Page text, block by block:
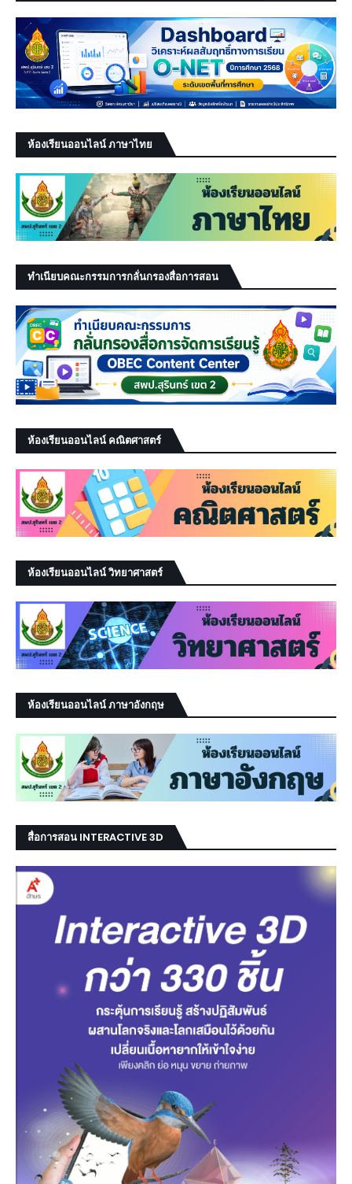
ห้องเรียนออนไลน์ ภาษาไทย
ทำเนียบคณะกรรมการกลั่นกรองสื่อการสอน
ห้องเรียนออนไลน์ คณิตศาสตร์
ห้องเรียนออนไลน์ วิทยาศาสตร์
ห้องเรียนออนไลน์ ภาษาอังกฤษ
สื่อการสอน INTERACTIVE 3D